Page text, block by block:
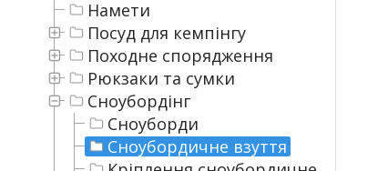
Сноубордінг
Сноуборди
Сноубордичне взуття
Рюкзаки та сумки
Походне спорядження
Посуд для кемпінгу
Намети